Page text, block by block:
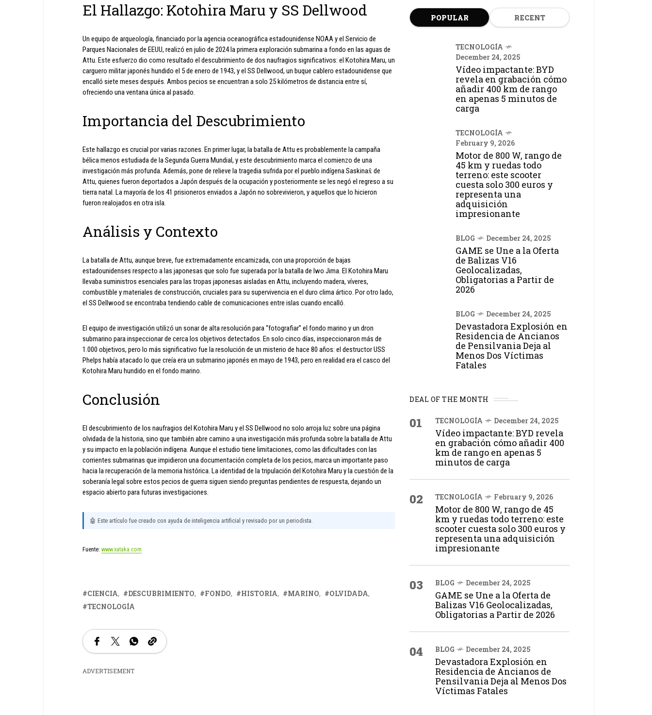
El Hallazgo: Kotohira Maru y SS Dellwood
Un equipo de arqueología, financiado por la agencia oceanográfica estadounidense NOAA y el Servicio de
Parques Nacionales de EEUU, realizó en julio de 2024 la primera exploración submarina a fondo en las aguas de
Attu. Este esfuerzo dio como resultado el descubrimiento de dos naufragios significativos: el Kotohira Maru, un
carguero militar japonés hundido el 5 de enero de 1943, y el SS Dellwood, un buque cablero estadounidense que
encalló siete meses después. Ambos pecios se encuentran a solo 25 kilómetros de distancia entre sí,
ofreciendo una ventana única al pasado.
Importancia del Descubrimiento
Este hallazgo es crucial por varias razones. En primer lugar, la batalla de Attu es probablemente la campaña
bélica menos estudiada de la Segunda Guerra Mundial, y este descubrimiento marca el comienzo de una
investigación más profunda. Además, pone de relieve la tragedia sufrida por el pueblo indígena Saskinax̂ de
Attu, quienes fueron deportados a Japón después de la ocupación y posteriormente se les negó el regreso a su
tierra natal. La mayoría de los 41 prisioneros enviados a Japón no sobrevivieron, y aquellos que lo hicieron
fueron realojados en otra isla.
Análisis y Contexto
La batalla de Attu, aunque breve, fue extremadamente encarnizada, con una proporción de bajas
estadounidenses respecto a las japonesas que solo fue superada por la batalla de Iwo Jima. El Kotohira Maru
llevaba suministros esenciales para las tropas japonesas aisladas en Attu, incluyendo madera, víveres,
combustible y materiales de construcción, cruciales para su supervivencia en el duro clima ártico. Por otro lado,
el SS Dellwood se encontraba tendiendo cable de comunicaciones entre islas cuando encalló.
El equipo de investigación utilizó un sonar de alta resolución para “fotografiar” el fondo marino y un dron
submarino para inspeccionar de cerca los objetivos detectados. En solo cinco días, inspeccionaron más de
1.000 objetivos, pero lo más significativo fue la resolución de un misterio de hace 80 años: el destructor USS
Phelps había atacado lo que creía era un submarino japonés en mayo de 1943, pero en realidad era el casco del
Kotohira Maru hundido en el fondo marino.
Conclusión
El descubrimiento de los naufragios del Kotohira Maru y el SS Dellwood no solo arroja luz sobre una página
olvidada de la historia, sino que también abre camino a una investigación más profunda sobre la batalla de Attu
y su impacto en la población indígena. Aunque el estudio tiene limitaciones, como las dificultades con las
corrientes submarinas que impidieron una documentación completa de los pecios, marca un importante paso
hacia la recuperación de la memoria histórica. La identidad de la tripulación del Kotohira Maru y la cuestión de la
soberanía legal sobre estos pecios de guerra siguen siendo preguntas pendientes de respuesta, dejando un
espacio abierto para futuras investigaciones.
🤖 Este artículo fue creado con ayuda de inteligencia artificial y revisado por un periodista.
Fuente: www.xataka.com
CIENCIA DESCUBRIMIENTO FONDO HISTORIA MARINO
OLVIDADA
TECNOLOGÍA
ADVERTISEMENT
POPULAR RECENT
TECNOLOGÍA
December 24, 2025
Vídeo impactante: BYD
revela en grabación cómo
añadir 400 km de rango
en apenas 5 minutos de
carga
TECNOLOGÍA
February 9, 2026
Motor de 800 W, rango de
45 km y ruedas todo
terreno: este scooter
cuesta solo 300 euros y
representa una
adquisición
impresionante
BLOG December 24, 2025
GAME se Une a la Oferta
de Balizas V16
Geolocalizadas,
Obligatorias a Partir de
2026
BLOG December 24, 2025
Devastadora Explosión en
Residencia de Ancianos
de Pensilvania Deja al
Menos Dos Víctimas
Fatales
DEAL OF THE MONTH
01 TECNOLOGÍA December 24, 2025
Vídeo impactante: BYD revela
en grabación cómo añadir 400
km de rango en apenas 5
minutos de carga
02 TECNOLOGÍA February 9, 2026
Motor de 800 W, rango de 45
km y ruedas todo terreno: este
scooter cuesta solo 300 euros y
representa una adquisición
impresionante
03 BLOG December 24, 2025
GAME se Une a la Oferta de
Balizas V16 Geolocalizadas,
Obligatorias a Partir de 2026
04 BLOG December 24, 2025
Devastadora Explosión en
Residencia de Ancianos de
Pensilvania Deja al Menos Dos
Víctimas Fatales